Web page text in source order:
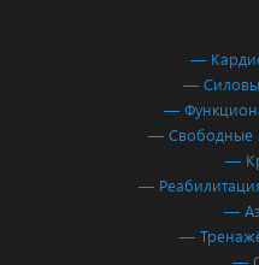
—
—
—
— Свободные
—
—
—
—
—